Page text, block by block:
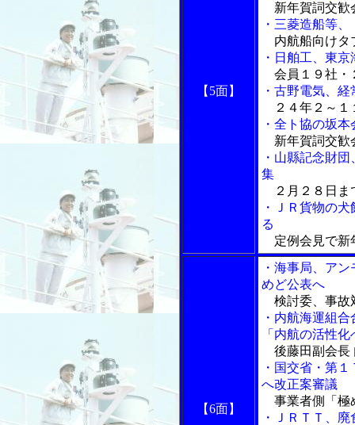
【5面】
新年賀詞交歓
・三菱造船等
内航船向けタ
・日舶工、東
会員１９社・
・古野電気、
２４年２～１
・全ト協の坂
新年賀詞交歓
・山縣記念財
集
２月２８日ま
・ＪＲ貨物の
る
定例会見で新
【6面】
・海事局、ア
めど公表へ
検討委、事故
・内航海運組
「内航の活性
後藤田副会長
・国交省・第
へ改正案審議
事業者側「極
・ＪＲＴＴ、